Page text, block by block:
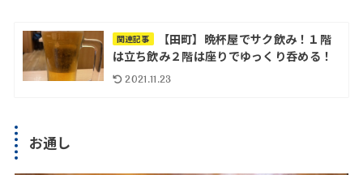
関連記事
【田町】晩杯屋でサク飲み！１階
は立ち飲み２階は座りでゆっくり呑める！
2021.11.23
お通し